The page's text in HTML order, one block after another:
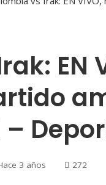
EN
3 años 272